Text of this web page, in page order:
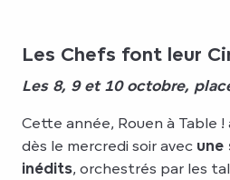
Les Chefs font leur
Les 8, 9 et 10 octobre,
Cette année, Rouen à Table
dès le mercredi soir avec une
inédits, orchestrés par les